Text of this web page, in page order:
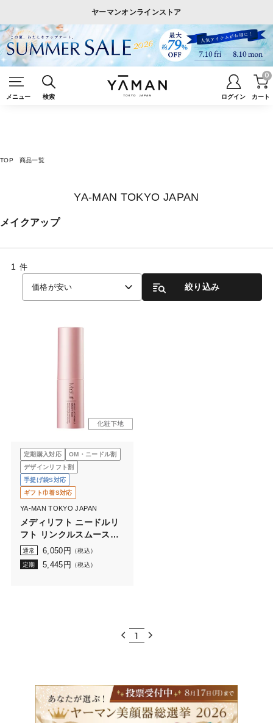
ヤーマンオンラインストア
メニュー 検索 ログイン カート
0
TOP 商品一覧
YA-MAN TOKYO JAPAN
メイクアップ
1 件
価格が安い 絞り込み
定期購入対応
OM・ニードル割
デザインリフト割
手提げ袋S対応
ギフト巾着S対応
YA-MAN TOKYO JAPAN
メディリフト ニードルリ
フト リンクルスムースベ
ース
通常 6,050 円 （税込）
定期 5,445 円 （税込）
1